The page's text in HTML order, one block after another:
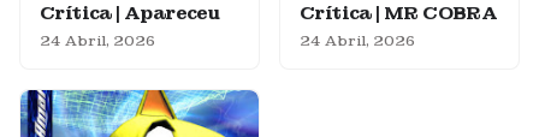
Crítica | Apareceu
24 Abril, 2026
Crítica | MR COBRA
24 Abril, 2026